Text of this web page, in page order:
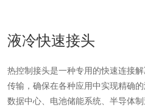
液冷快速接头
热控制接头是一种专用的快速连接
传输，确保在各种应用中实现精确
数据中心、电池储能系统、半导体